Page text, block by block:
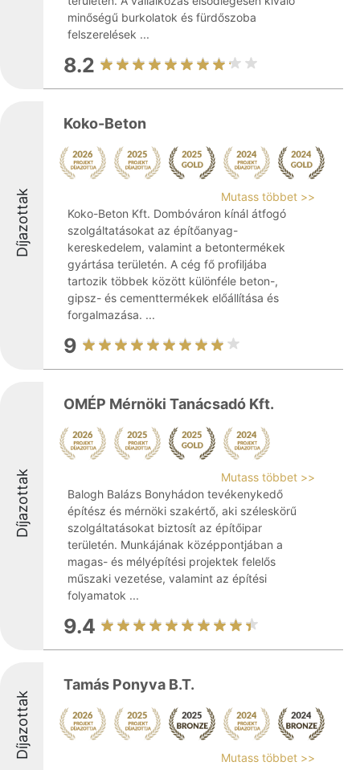
minőségű burkolatok és fürdőszoba
felszerelések ...
8.2
Díjazottak
Koko-Beton
Mutass többet >>
Koko-Beton Kft. Dombóváron kínál átfogó
szolgáltatásokat az építőanyag-
kereskedelem, valamint a betontermékek
gyártása területén. A cég fő profiljába
tartozik többek között különféle beton-,
gipsz- és cementtermékek előállítása és
forgalmazása. ...
9
Díjazottak
OMÉP Mérnöki Tanácsadó Kft.
Mutass többet >>
Balogh Balázs Bonyhádon tevékenykedő
építész és mérnöki szakértő, aki széleskörű
szolgáltatásokat biztosít az építőipar
területén. Munkájának középpontjában a
magas- és mélyépítési projektek felelős
műszaki vezetése, valamint az építési
folyamatok ...
9.4
Díjazottak
Tamás Ponyva B.T.
Mutass többet >>